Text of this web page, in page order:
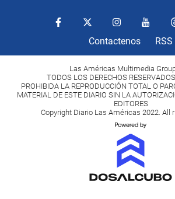
Contactenos RSS
Las Américas Multimedia
TODOS LOS DERECHOS
PROHIBIDA LA REPRODUCCIÓN TOTAL O
MATERIAL DE ESTE DIARIO SIN LA
EDITORES
Copyright Diario Las Américas 2022. All